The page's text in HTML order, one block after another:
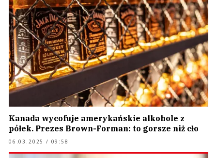
Kanada wycofuje amerykańskie alkohole z
półek. Prezes Brown-Forman: to gorsze niż cło
06.03.2025 / 09:58